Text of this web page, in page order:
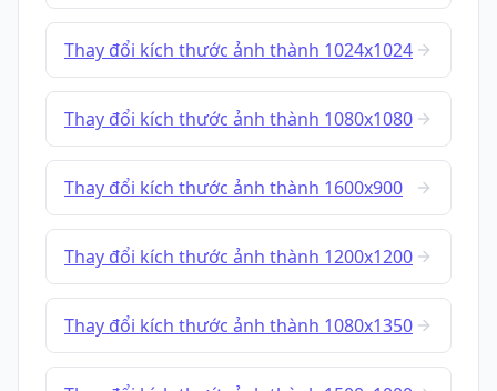
Thay đổi kích thước ảnh thành 1024x1024
Thay đổi kích thước ảnh thành 1080x1080
Thay đổi kích thước ảnh thành 1600x900
Thay đổi kích thước ảnh thành 1200x1200
Thay đổi kích thước ảnh thành 1080x1350